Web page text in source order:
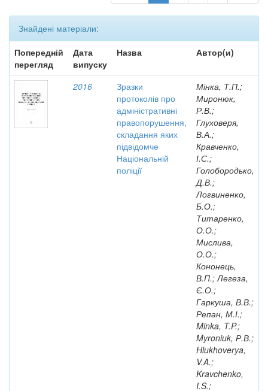
Знайдені матеріали:
Попередній
перегляд
Дата
випуску
Назва Автор(и)
2016
Зразки
протоколів про
адміністративні
правопорушення,
складання яких
підвідомче
Національній
поліції
Мінка, Т.П.;
Миронюк,
Р.В.;
Глуховеря,
В.А.;
Кравченко,
І.С.;
Голобородько,
Д.В.;
Логвиненко,
Б.О.;
Титаренко,
О.О.;
Мислива,
О.О.;
Кононець,
В.П.; Легеза,
Є.О.;
Гаркуша, В.В.;
Репан, М.І.;
Minka, T.P.;
Myroniuk, Р.В.;
Hlukhoverya,
V.A.;
Kravchenko,
I.S.;